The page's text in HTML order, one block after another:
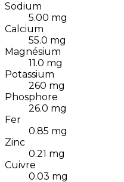
Sodium
5.00 mg
Calcium
55.0 mg
Magnésium
11.0 mg
Potassium
260 mg
Phosphore
26.0 mg
Fer
0.85 mg
Zinc
0.21 mg
Cuivre
0.03 mg